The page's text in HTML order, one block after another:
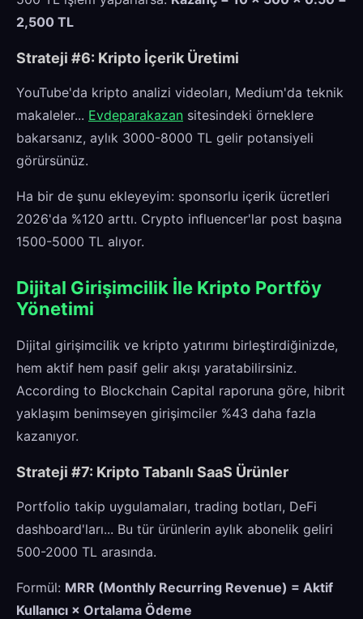
2,500 TL
Strateji #6: Kripto İçerik Üretimi
YouTube'da kripto analizi videoları, Medium'da teknik
makaleler... Evdeparakazan sitesindeki örneklere
bakarsanız, aylık 3000-8000 TL gelir potansiyeli
görürsünüz.
Ha bir de şunu ekleyeyim: sponsorlu içerik ücretleri
2026'da %120 arttı. Crypto influencer'lar post başına
1500-5000 TL alıyor.
Dijital Girişimcilik İle Kripto Portföy
Yönetimi
Dijital girişimcilik ve kripto yatırımı birleştirdiğinizde,
hem aktif hem pasif gelir akışı yaratabilirsiniz.
According to Blockchain Capital raporuna göre, hibrit
yaklaşım benimseyen girişimciler %43 daha fazla
kazanıyor.
Strateji #7: Kripto Tabanlı SaaS Ürünler
Portfolio takip uygulamaları, trading botları, DeFi
dashboard'ları... Bu tür ürünlerin aylık abonelik geliri
500-2000 TL arasında.
Formül: MRR (Monthly Recurring Revenue) = Aktif
Kullanıcı × Ortalama Ödeme